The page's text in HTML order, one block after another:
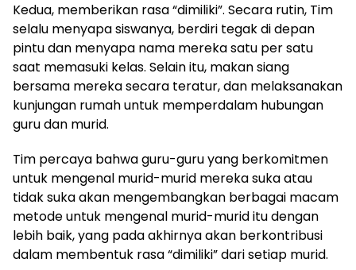
Kedua, memberikan rasa “dimiliki”. Secara rutin, Tim
selalu menyapa siswanya, berdiri tegak di depan
pintu dan menyapa nama mereka satu per satu
saat memasuki kelas. Selain itu, makan siang
bersama mereka secara teratur, dan melaksanakan
kunjungan rumah untuk memperdalam hubungan
guru dan murid.
Tim percaya bahwa guru-guru yang berkomitmen
untuk mengenal murid-murid mereka suka atau
tidak suka akan mengembangkan berbagai macam
metode untuk mengenal murid-murid itu dengan
lebih baik, yang pada akhirnya akan berkontribusi
dalam membentuk rasa “dimiliki” dari setiap murid.